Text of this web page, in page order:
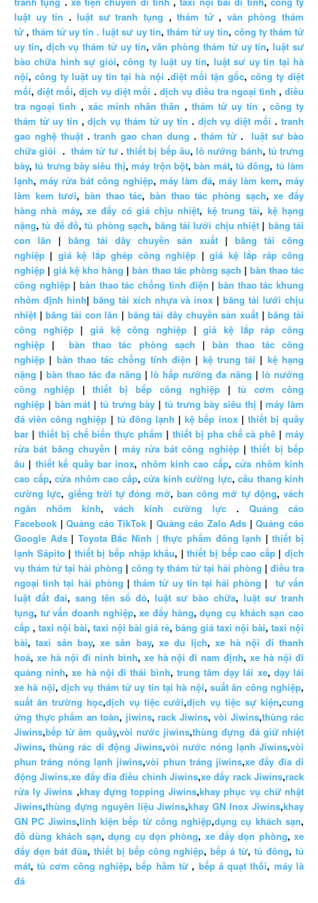
luật uy tín .luật sư tranh tụng ,thám tử, văn phòng thám
tử ,thám tử uy tín . luật sư uy tín, thám tử uy tín, công ty thám tử
uy tín, dịch vụ thám tử uy tín,văn phòng thám tử uy tín,luật sư
bào chữa hình sự giỏi,công ty luật uy tín, luật sư uy tín tại hà
nội,công ty luật uy tín tại hà nội .diệt mối tận gốc, công ty diệt
mối,diệt mối,dịch vụ diệt mối . dịch vụ điều tra ngoại tình ,điều
tra ngoại tình , xác minh nhân thân , thám tử uy tín , công ty
thám tử uy tín ,dịch vụ thám tử uy tín . dịch vụ diệt mối .tranh
gao nghệ thuật.tranh gao chan dung . thám tử.luật sư bào
chữa giỏi .thám tử tư.thiết bị bếp âu,lò nướng bánh, tủ trưng
bày,tủ trưng bày siêu thị,máy trộn bột,bàn mát, tủ đông, tủ làm
lạnh, máy rửa bát công nghiệp, máy làm đá, máy làm kem, máy
làm kem tươi,bàn thao tác,bàn thao tác phòng sạch,xe đẩy
hàng nhà máy, xe đẩy có giá chịu nhiệt, kệ trung tải, kệ hạng
nặng,tủ để đồ,tủ phòng sạch, băng tải lưới chịu nhiệt| băng tải
con lăn | băng tải dây chuyền sản xuất | băng tải công
nghiệp | giá kệ lắp ghép công nghiệp |giá kệ lắp ráp công
nghiệp |giá kệ kho hàng |bàn thao tác phòng sạch | bàn thao tác
công nghiệp|bàn thao tác chống tĩnh điện | bàn thao tác khung
nhôm định hình| băng tải xích nhựa và inox |băng tải lưới chịu
nhiệt |băng tải con lăn | băng tải dây chuyền sản xuất |băng tải
công nghiệp|giá kệ công nghiệp |giá kệ lắp ráp công
nghiệp |bàn thao tác phòng sạch | bàn thao tác công
nghiệp | bàn thao tác chống tĩnh điện | kệ trung tải | kệ hạng
nặng | bàn thao tác đa năng |lò hấp nướng đa năng |lò nướng
công nghiệp|thiết bị bếp công nghiệp|tủ cơm công
nghiệp | bàn mát | tủ trưng bày | tủ trưng bày siêu thị |máy làm
đá viên công nghiệp | tủ đông lạnh |kệ bếp inox| thiết bị quầy
bar | thiết bị chế biến thực phẩm | thiết bị pha chế cà phê | máy
rửa bát băng chuyền | máy rửa bát công nghiệp|thiết bị bếp
âu | thiết kế quầy bar inox, nhôm kính cao cấp,cửa nhôm kính
cao cấp, cửa nhôm cao cấp, cửa kính cường lực, cầu thang kính
cường lực, giếng trời tự đóng mở, ban công mở tự động, vách
ngăn nhôm kính, vách kính cường lực . Quảng cáo
Facebook |Quảng cáo TikTok | Quảng cáo Zalo Ads |Quảng cáo
Google Ads| Toyota Bắc Ninh | thực phẩm đông lạnh |thiết bị
lạnh Sápito | thiết bị bếp nhập khẩu, |thiết bị bếp cao cấp|dịch
vụ thám tử tại hải phòng | công ty thám tử tại hải phòng | điều tra
ngoại tình tại hải phòng |thám tử uy tín tại hải phòng | tư vấn
luật đất đai, sang tên sổ đỏ, luật sư bào chữa, luật sư tranh
tụng, tư vấn doanh nghiệp,xe đẩy hàng,dụng cụ khách sạn cao
cấp , taxi nội bài, taxi nội bài giá rẻ, bảng giá taxi nội bài, taxi nội
bài,taxi sân bay,xe sân bay,xe du lịch, xe hà nội đi thanh
hoá, xe hà nội đi ninh bình, xe hà nội đi nam định,xe hà nội đi
quảng ninh,xe hà nội đi thái bình, trung tâm dạy lái xe, dạy lái
xe hà nội,dịch vụ thám tử uy tín tại hà nội,suất ăn công nghiệp,
suất ăn trường học,dịch vụ tiệc cưới,dịch vụ tiệc sự kiện,cung
ứng thực phẩm an toàn, jiwins, rack Jiwins, vòi Jiwins,thùng rác
Jiwins,bếp từ âm quầy,vòi nước jiwins,thùng đựng đá giữ nhiệt
Jiwins,thùng rác di động Jiwins,vòi nước nóng lạnh Jiwins,vòi
phun tráng nóng lạnh jiwins,vòi phun tráng jiwins,xe đẩy đĩa di
động Jiwins,xe đẩy đĩa điều chỉnh Jiwins,xe đẩy rack Jiwins,rack
rửa ly Jiwins ,khay đựng topping Jiwins,khay phục vụ chữ nhật
Jiwins,thùng đựng nguyên liệu Jiwins,khay GN Inox Jiwins,khay
GN PC Jiwins,linh kiện bếp từ công nghiệp,dụng cụ khách sạn,
đồ dùng khách sạn,dụng cụ dọn phòng, xe đẩy dọn phòng,xe
đẩy dọn bát đũa, thiết bị bếp công nghiệp,bếp á từ,tủ đông,tủ
mát,tủ cơm công nghiệp,bếp hầm từ , bếp á quạt thổi, máy là
đá